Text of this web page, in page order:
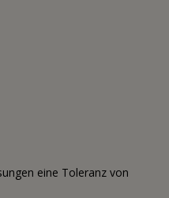
eine Toleranz von